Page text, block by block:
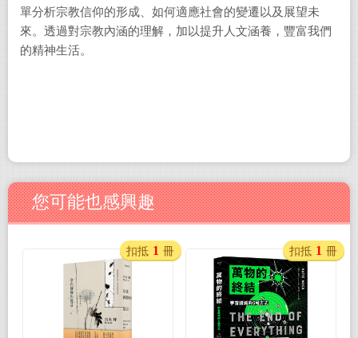
單分析宗教信仰的形成、如何適應社會的變遷以及展望未
來。透過對宗教內涵的理解，加以提升人文涵養，豐富我們
的精神生活。
您可能也感興趣
扣抵 1 冊 扣抵 1 冊